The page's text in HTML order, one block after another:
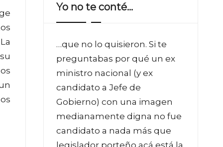
Yo no te conté…
…que no lo quisieron. Si te
preguntabas por qué un ex
ministro nacional (y ex
candidato a Jefe de
Gobierno) con una imagen
medianamente digna no fue
candidato a nada más que
legislador porteño acá está la